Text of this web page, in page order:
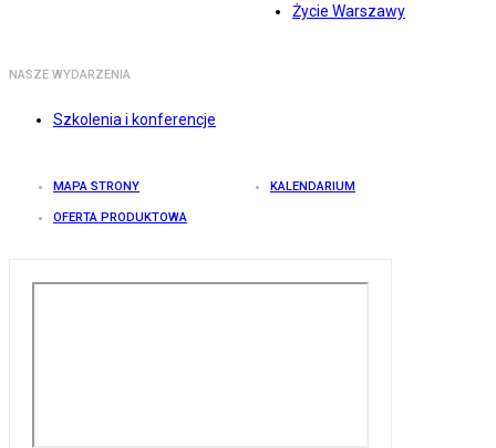
Życie Warszawy
NASZE WYDARZENIA
Szkolenia i konferencje
MAPA STRONY KALENDARIUM
OFERTA PRODUKTOWA